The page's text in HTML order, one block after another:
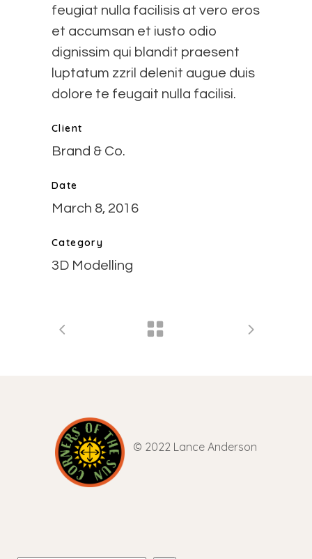
feugiat nulla facilisis at vero eros
et accumsan et iusto odio
dignissim qui blandit praesent
luptatum zzril delenit augue duis
dolore te feugait nulla facilisi.
Client
Brand & Co.
Date
March 8, 2016
Category
3D Modelling
© 2022 Lance Anderson